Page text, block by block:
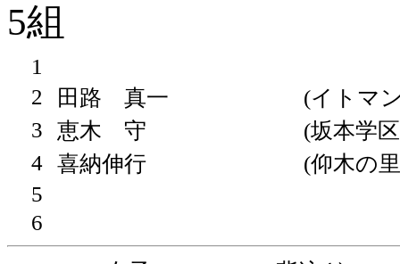
5組
1
2
田路 真一
(イトマ
3
恵木 守
(坂本学
4 喜納伸行
(仰木の
5
6